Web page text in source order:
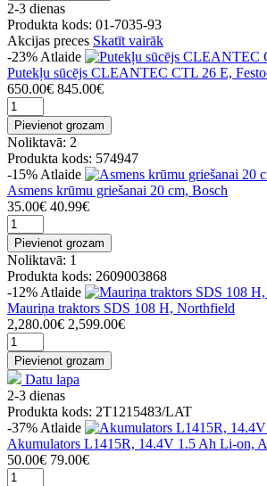
2-3 dienas
Produkta kods: 01-7035-93
Akcijas preces Skatīt vairāk
-23% Atlaide
Putekļu sūcējs CLEANTEC CTL 26 E,
650.00€ 845.00€
Pievienot grozam
Noliktavā: 2
Produkta kods: 574947
-15% Atlaide
Asmens krūmu griešanai 20 cm, Bosch
35.00€ 40.99€
Pievienot grozam
Noliktavā: 1
Produkta kods: 2609003868
-12% Atlaide
Mauriņa traktors SDS 108 H, Northfield
2,280.00€ 2,599.00€
Pievienot grozam
Datu lapa
2-3 dienas
Produkta kods: 2T1215483/LAT
-37% Atlaide
Akumulators L1415R, 14.4V 1.5 Ah Li-on,
50.00€ 79.00€